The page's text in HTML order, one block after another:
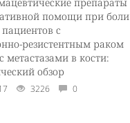
помощи при боли
с
резистентным раком
метастазами в кости:
обзор
3226 0